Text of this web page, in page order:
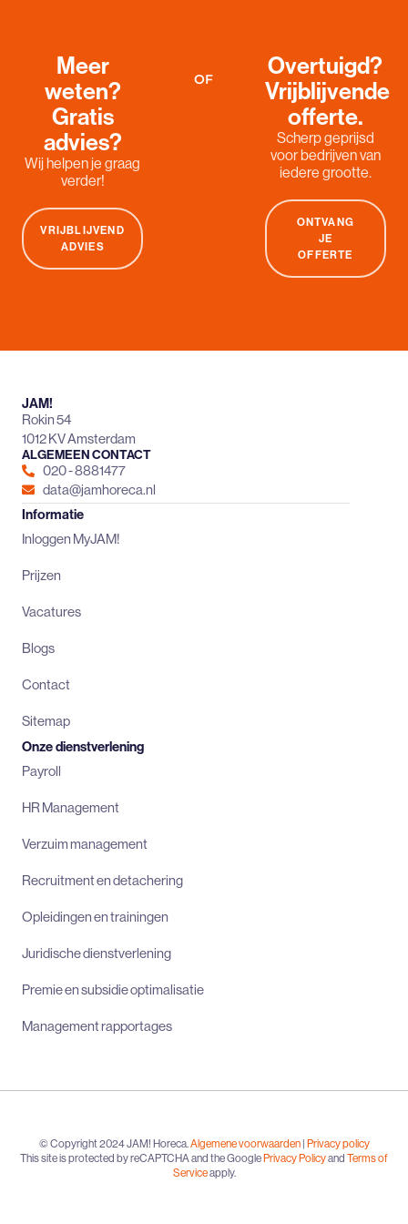
Meer
weten?
Gratis
advies?
Wij helpen je graag
verder!
VRIJBLIJVEND
ADVIES
OF
Overtuigd?
Vrijblijvende
offerte.
Scherp geprijsd
voor bedrijven van
iedere grootte.
ONTVANG
JE
OFFERTE
JAM!
Rokin 54
1012 KV Amsterdam
ALGEMEEN CONTACT
020 - 8881477
data@jamhoreca.nl
Informatie
Inloggen MyJAM!
Prijzen
Vacatures
Blogs
Contact
Sitemap
Onze dienstverlening
Payroll
HR Management
Verzuim management
Recruitment en detachering
Opleidingen en trainingen
Juridische dienstverlening
Premie en subsidie optimalisatie
Management rapportages
© Copyright 2024 JAM! Horeca.Algemene voorwaarden| Privacy policy
This site is protected by reCAPTCHA and the GooglePrivacy Policyand Terms of
Serviceapply.